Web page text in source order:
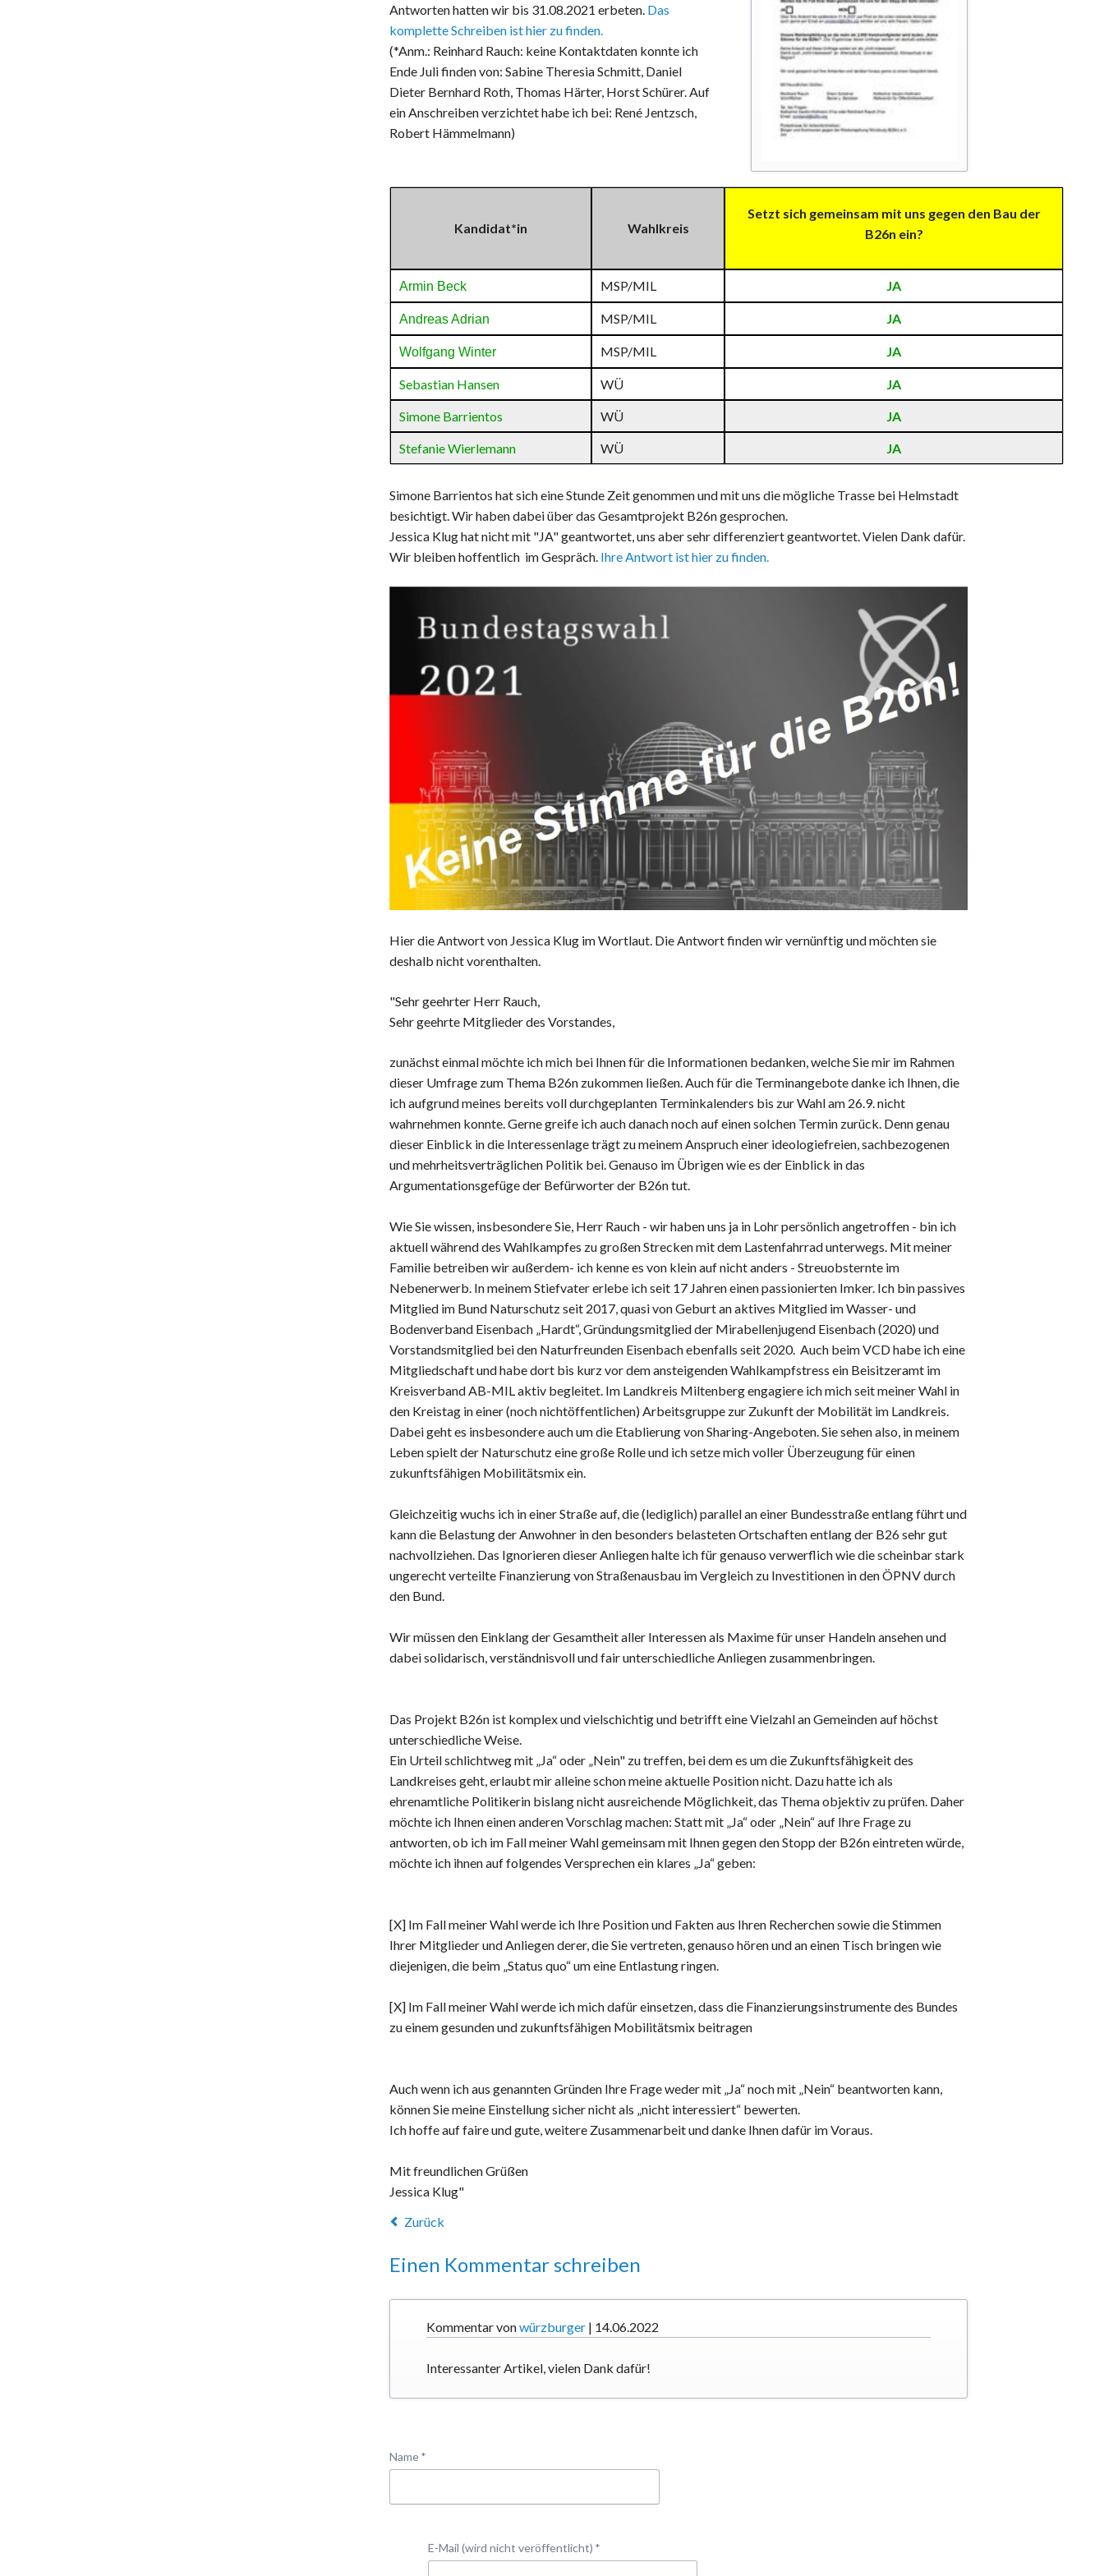
Datenschutz
Haftungsausschluss
Nutzungsbedingungen
Antworten hatten wir bis 31.08.2021 erbeten. Das
komplette Schreiben ist hier zu finden.
(*Anm.: Reinhard Rauch: keine Kontaktdaten konnte ich
Ende Juli finden von: Sabine Theresia Schmitt, Daniel
Dieter Bernhard Roth, Thomas Härter, Horst Schürer. Auf
ein Anschreiben verzichtet habe ich bei: René Jentzsch,
Robert Hämmelmann)
Kandidat*in Wahlkreis
Setzt sich gemeinsam mit uns gegen den Bau der
B26n ein?
Armin Beck MSP/MIL JA
Andreas Adrian MSP/MIL JA
Wolfgang Winter MSP/MIL JA
Sebastian Hansen WÜ JA
Simone Barrientos WÜ JA
Stefanie Wierlemann WÜ JA
Simone Barrientos hat sich eine Stunde Zeit genommen und mit uns die mögliche Trasse bei Helmstadt
besichtigt. Wir haben dabei über das Gesamtprojekt B26n gesprochen.
Jessica Klug hat nicht mit "JA" geantwortet, uns aber sehr differenziert geantwortet. Vielen Dank dafür.
Wir bleiben hoffentlich im Gespräch. Ihre Antwort ist hier zu finden.
Hier die Antwort von Jessica Klug im Wortlaut. Die Antwort finden wir vernünftig und möchten sie
deshalb nicht vorenthalten.
"Sehr geehrter Herr Rauch,
Sehr geehrte Mitglieder des Vorstandes,
zunächst einmal möchte ich mich bei Ihnen für die Informationen bedanken, welche Sie mir im Rahmen
dieser Umfrage zum Thema B26n zukommen ließen. Auch für die Terminangebote danke ich Ihnen, die
ich aufgrund meines bereits voll durchgeplanten Terminkalenders bis zur Wahl am 26.9. nicht
wahrnehmen konnte. Gerne greife ich auch danach noch auf einen solchen Termin zurück. Denn genau
dieser Einblick in die Interessenlage trägt zu meinem Anspruch einer ideologiefreien, sachbezogenen
und mehrheitsverträglichen Politik bei. Genauso im Übrigen wie es der Einblick in das
Argumentationsgefüge der Befürworter der B26n tut.
Wie Sie wissen, insbesondere Sie, Herr Rauch - wir haben uns ja in Lohr persönlich angetroffen - bin ich
aktuell während des Wahlkampfes zu großen Strecken mit dem Lastenfahrrad unterwegs. Mit meiner
Familie betreiben wir außerdem- ich kenne es von klein auf nicht anders - Streuobsternte im
Nebenerwerb. In meinem Stiefvater erlebe ich seit 17 Jahren einen passionierten Imker. Ich bin passives
Mitglied im Bund Naturschutz seit 2017, quasi von Geburt an aktives Mitglied im Wasser- und
Bodenverband Eisenbach „Hardt“, Gründungsmitglied der Mirabellenjugend Eisenbach (2020) und
Vorstandsmitglied bei den Naturfreunden Eisenbach ebenfalls seit 2020. Auch beim VCD habe ich eine
Mitgliedschaft und habe dort bis kurz vor dem ansteigenden Wahlkampfstress ein Beisitzeramt im
Kreisverband AB-MIL aktiv begleitet. Im Landkreis Miltenberg engagiere ich mich seit meiner Wahl in
den Kreistag in einer (noch nichtöffentlichen) Arbeitsgruppe zur Zukunft der Mobilität im Landkreis.
Dabei geht es insbesondere auch um die Etablierung von Sharing-Angeboten. Sie sehen also, in meinem
Leben spielt der Naturschutz eine große Rolle und ich setze mich voller Überzeugung für einen
zukunftsfähigen Mobilitätsmix ein.
Gleichzeitig wuchs ich in einer Straße auf, die (lediglich) parallel an einer Bundesstraße entlang führt und
kann die Belastung der Anwohner in den besonders belasteten Ortschaften entlang der B26 sehr gut
nachvollziehen. Das Ignorieren dieser Anliegen halte ich für genauso verwerflich wie die scheinbar stark
ungerecht verteilte Finanzierung von Straßenausbau im Vergleich zu Investitionen in den ÖPNV durch
den Bund.
Wir müssen den Einklang der Gesamtheit aller Interessen als Maxime für unser Handeln ansehen und
dabei solidarisch, verständnisvoll und fair unterschiedliche Anliegen zusammenbringen.
Das Projekt B26n ist komplex und vielschichtig und betrifft eine Vielzahl an Gemeinden auf höchst
unterschiedliche Weise.
Ein Urteil schlichtweg mit „Ja“ oder „Nein" zu treffen, bei dem es um die Zukunftsfähigkeit des
Landkreises geht, erlaubt mir alleine schon meine aktuelle Position nicht. Dazu hatte ich als
ehrenamtliche Politikerin bislang nicht ausreichende Möglichkeit, das Thema objektiv zu prüfen. Daher
möchte ich Ihnen einen anderen Vorschlag machen: Statt mit „Ja“ oder „Nein“ auf Ihre Frage zu
antworten, ob ich im Fall meiner Wahl gemeinsam mit Ihnen gegen den Stopp der B26n eintreten würde,
möchte ich ihnen auf folgendes Versprechen ein klares „Ja“ geben:
[X] Im Fall meiner Wahl werde ich Ihre Position und Fakten aus Ihren Recherchen sowie die Stimmen
Ihrer Mitglieder und Anliegen derer, die Sie vertreten, genauso hören und an einen Tisch bringen wie
diejenigen, die beim „Status quo“ um eine Entlastung ringen.
[X] Im Fall meiner Wahl werde ich mich dafür einsetzen, dass die Finanzierungsinstrumente des Bundes
zu einem gesunden und zukunftsfähigen Mobilitätsmix beitragen
Auch wenn ich aus genannten Gründen Ihre Frage weder mit „Ja“ noch mit „Nein“ beantworten kann,
können Sie meine Einstellung sicher nicht als „nicht interessiert“ bewerten.
Ich hoffe auf faire und gute, weitere Zusammenarbeit und danke Ihnen dafür im Voraus.
Mit freundlichen Grüßen
Jessica Klug"
Zurück
Einen Kommentar schreiben
Kommentar vonwürzburger | 14.06.2022
Interessanter Artikel, vielen Dank dafür!
Pflichtfeld
Name*
Pflichtfeld
E-Mail (wird nicht veröffentlicht) *